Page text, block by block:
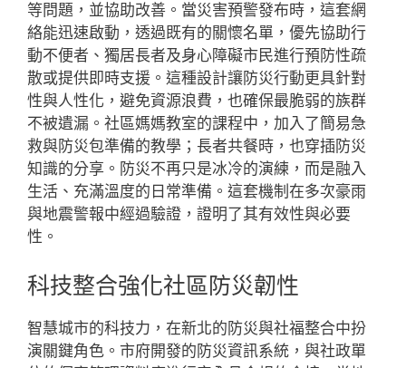
等問題，並協助改善。當災害預警發布時，這套網
絡能迅速啟動，透過既有的關懷名單，優先協助行
動不便者、獨居長者及身心障礙市民進行預防性疏
散或提供即時支援。這種設計讓防災行動更具針對
性與人性化，避免資源浪費，也確保最脆弱的族群
不被遺漏。社區媽媽教室的課程中，加入了簡易急
救與防災包準備的教學；長者共餐時，也穿插防災
知識的分享。防災不再只是冰冷的演練，而是融入
生活、充滿溫度的日常準備。這套機制在多次豪雨
與地震警報中經過驗證，證明了其有效性與必要
性。
科技整合強化社區防災韌性
智慧城市的科技力，在新北的防災與社福整合中扮
演關鍵角色。市府開發的防災資訊系統，與社政單